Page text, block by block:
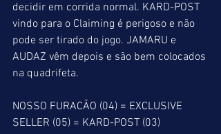
decidir em corrida normal. KARD-POST
vindo para o Claiming é perigoso e não
pode ser tirado do jogo. JAMARU e
AUDAZ vêm depois e são bem colocados
na quadrifeta.
NOSSO FURACÃO (04) = EXCLUSIVE
SELLER (05) = KARD-POST (03)